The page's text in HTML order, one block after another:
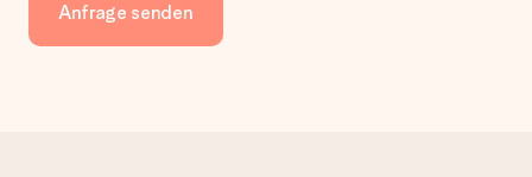
Anfrage senden